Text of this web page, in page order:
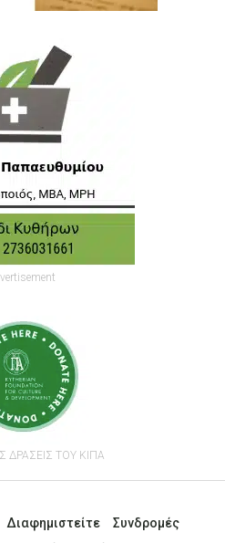
ΔΡΑΣΕΙΣ ΤΟΥ ΚΙΠΑ
Διαφημιστείτε
Συνδρομές